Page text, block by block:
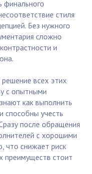
финального
стиля
Без нужного
сложно
и
всех этих
с опытными
как выполнить
способны учесть
после обращения
с хорошими
что снижает риск
преимуществ стоит